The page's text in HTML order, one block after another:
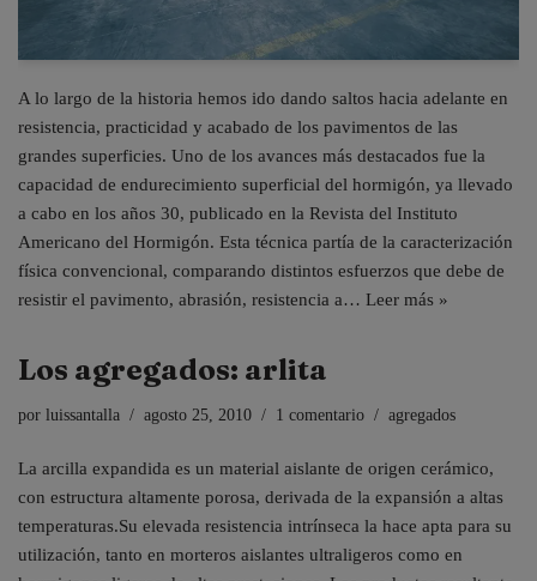
A lo largo de la historia hemos ido dando saltos hacia adelante en
resistencia, practicidad y acabado de los pavimentos de las
grandes superficies. Uno de los avances más destacados fue la
capacidad de endurecimiento superficial del hormigón, ya llevado
a cabo en los años 30, publicado en la Revista del Instituto
Americano del Hormigón. Esta técnica partía de la caracterización
física convencional, comparando distintos esfuerzos que debe de
resistir el pavimento, abrasión, resistencia a… Leer más »
Los agregados: arlita
por luissantalla agosto 25, 2010 1 comentario agregados
La arcilla expandida es un material aislante de origen cerámico,
con estructura altamente porosa, derivada de la expansión a altas
temperaturas.Su elevada resistencia intrínseca la hace apta para su
utilización, tanto en morteros aislantes ultraligeros como en